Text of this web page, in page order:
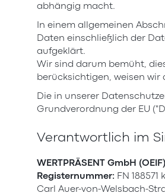
abhängig macht.
In einem allgemeinen
Daten einschließlich der
aufgeklärt.
Wir sind darum bemüht,
berücksichtigen, weisen
Die in unserer
Grundverordnung der EU
Verantwortlich im
WERTPRÄSENT GmbH (OEIF)
Registernummer: FN 188571 k
Carl Auer-von-Welsbach-